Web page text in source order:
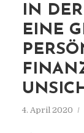
IN
EINE
4. April 2020